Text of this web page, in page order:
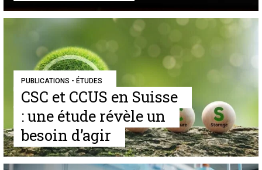
PUBLICATIONS - ÉTUDES
CSC et CCUS en Suisse
: une étude révèle un
besoin d’agir